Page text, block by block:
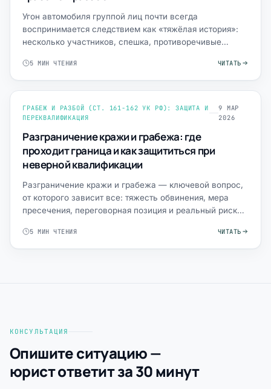
Угон автомобиля группой лиц почти всегда
воспринимается следствием как «тяжёлая история»:
несколько участников, спешка, противоречивые
5 МИН ЧТЕНИЯ ЧИТАТЬ
ГРАБЕЖ И РАЗБОЙ (СТ. 161-162 УК РФ): ЗАЩИТА И
ПЕРЕКВАЛИФИКАЦИЯ
9 МАР
2026
Разграничение кражи и грабежа: где
проходит граница и как защититься при
неверной квалификации
Разграничение кражи и грабежа — ключевой вопрос,
от которого зависит все: тяжесть обвинения, мера
пресечения, переговорная позиция и реальный риск
5 МИН ЧТЕНИЯ ЧИТАТЬ
КОНСУЛЬТАЦИЯ
Опишите ситуацию —
юрист ответит за 30 минут